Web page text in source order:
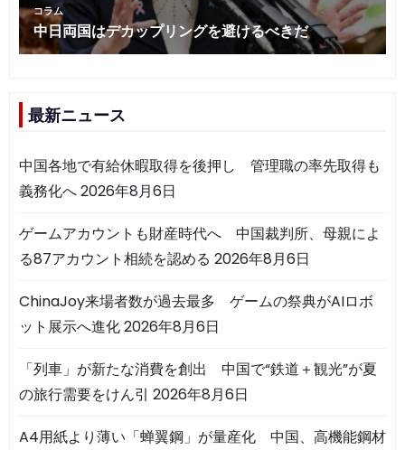
最新ニュース
中国各地で有給休暇取得を後押し 管理職の率先取得も
義務化へ2026年8月6日
ゲームアカウントも財産時代へ 中国裁判所、母親によ
る87アカウント相続を認める 2026年8月6日
ChinaJoy来場者数が過去最多 ゲームの祭典がAIロボ
ット展示へ進化2026年8月6日
「列車」が新たな消費を創出 中国で“鉄道＋観光”が夏
の旅行需要をけん引 2026年8月6日
A4用紙より薄い「蝉翼鋼」が量産化 中国、高機能鋼材